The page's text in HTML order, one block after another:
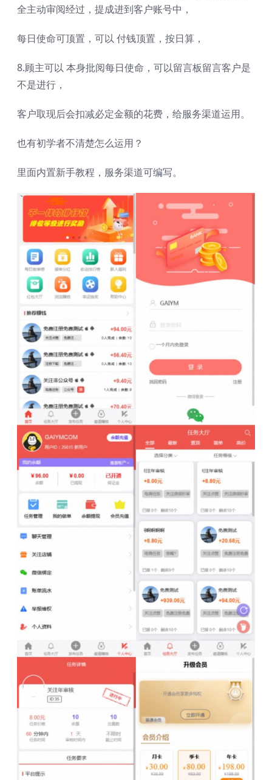
全主动审阅经过，提成进到客户账号中，
每日使命可顶置，可以 付钱顶置，按日算，
8.顾主可以 本身批阅每日使命，可以留言板留言客户是
不是进行，
客户取现后会扣减必定金额的花费，给服务渠道运用。
也有初学者不清楚怎么运用？
里面内置新手教程，服务渠道可编写。